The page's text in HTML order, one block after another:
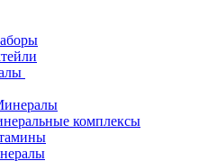
комплексы